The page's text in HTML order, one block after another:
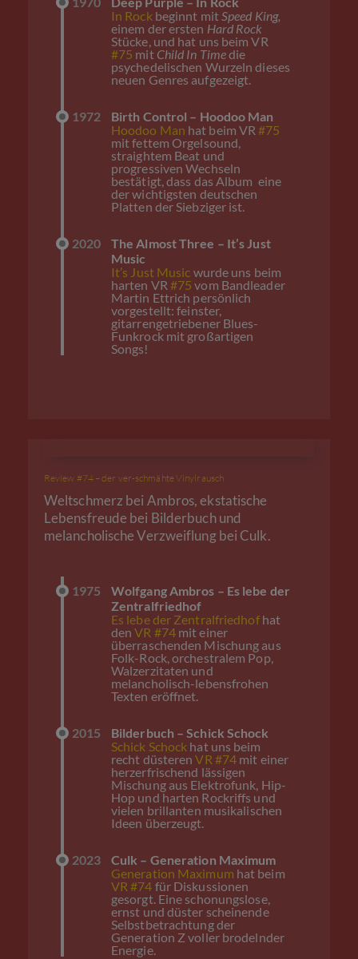
In Rockbeginnt mitSpeed King,
einem der ersten Hard Rock
Stücke, und hat uns beim VR
#75 mit Child In Timedie
psychedelischen Wurzeln dieses
neuen Genres aufgezeigt.
1972
Birth Control – Hoodoo Man
Hoodoo Man hat beim VR#75
mit fettem Orgelsound,
straightem Beat und
progressiven Wechseln
bestätigt, dass das Album eine
der wichtigsten deutschen
Platten der Siebziger ist.
2020
The Almost Three – It’s Just
Music
It’s Just Music wurde uns beim
harten VR #75 vom Bandleader
Martin Ettrich persönlich
vorgestellt: feinster,
gitarrengetriebener Blues-
Funkrock mit großartigen
Songs!
Review #74 – der ver-schmähte Vinylrausch
Weltschmerz bei Ambros, ekstatische
Lebensfreude bei Bilderbuch und
melancholische Verzweiflung bei Culk.
1975
Wolfgang Ambros – Es lebe der
Zentralfriedhof
Es lebe der Zentralfriedhofhat
denVR #74mit einer
überraschenden Mischung aus
Folk-Rock, orchestralem Pop,
Walzerzitaten und
melancholisch-lebensfrohen
Texten eröffnet.
2015
Bilderbuch – Schick Schock
Schick Schock hat uns beim
recht düsteren VR #74 mit einer
herzerfrischend lässigen
Mischung aus Elektrofunk, Hip-
Hop und harten Rockriffs und
vielen brillanten musikalischen
Ideen überzeugt.
2023
Culk – Generation Maximum
Generation Maximum hat beim
VR #74 für Diskussionen
gesorgt. Eine schonungslose,
ernst und düster scheinende
Selbstbetrachtung der
Generation Z voller brodelnder
Energie.